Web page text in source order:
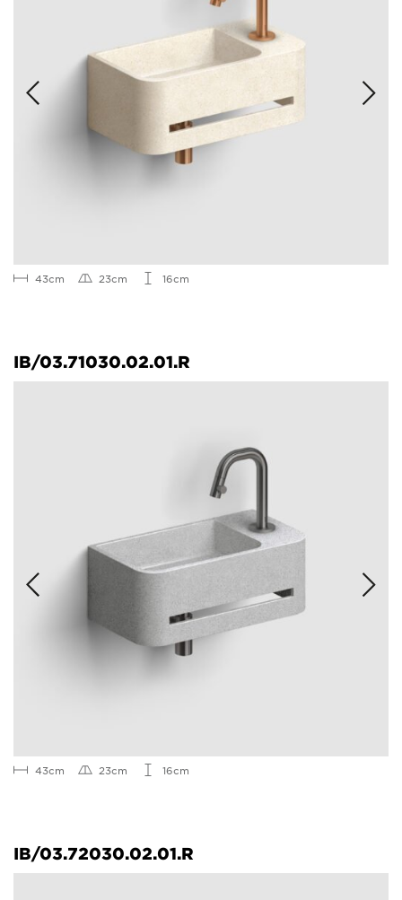
43cm 23cm 16cm
IB/03.71030.02.01.R
43cm 23cm 16cm
IB/03.72030.02.01.R